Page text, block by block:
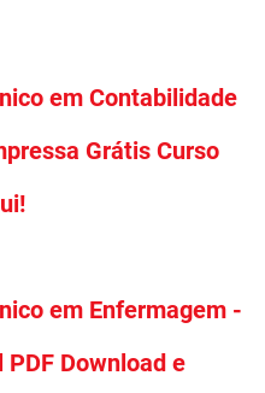
em Contabilidade
Grátis Curso
em Enfermagem -
Download e